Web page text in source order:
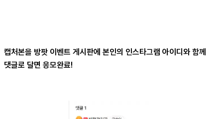
캡처본을 방팟 이벤트 게시판에 본인의 인스타그램 아이디와 함께
댓글로 달면 응모완료!